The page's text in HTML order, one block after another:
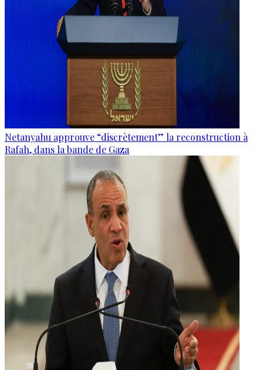
Netanyahu approuve “discrètement” la reconstruction à
Rafah, dans la bande de Gaza